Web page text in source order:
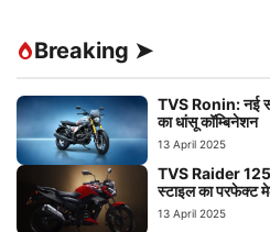
Breaking ➤
TVS Ronin: नई
का धांसू कॉम्बिनेशन
13 April 2025
TVS Raider 125:
स्टाइल का परफेक्ट
13 April 2025